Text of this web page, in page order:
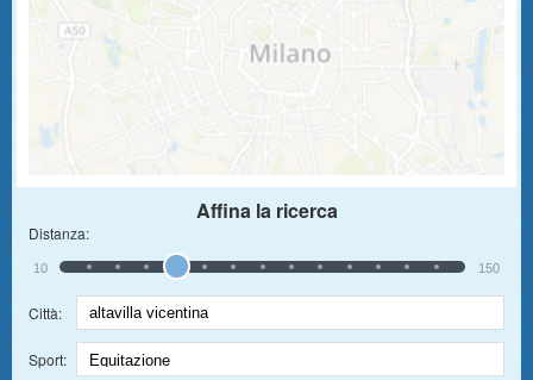
Affina la ricerca
Distanza:
10 150
Città:
Sport: